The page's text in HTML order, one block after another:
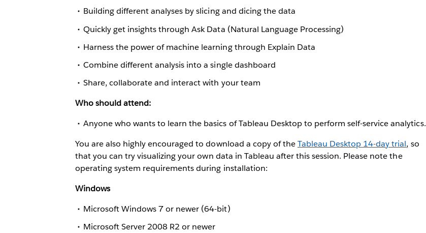
Building different analyses by slicing and dicing the data
Quickly get insights through Ask Data (Natural Language Processing)
Harness the power of machine learning through Explain Data
Combine different analysis into a single dashboard
Share, collaborate and interact with your team
Who should attend:
Anyone who wants to learn the basics of Tableau Desktop to perform self-service analytics.
You are also highly encouraged to download a copy of theTableau Desktop 14-day trial, so
that you can try visualizing your own data in Tableau after this session. Please note the
operating system requirements during installation:
Windows
Microsoft Windows 7 or newer (64-bit)
Microsoft Server 2008 R2 or newer